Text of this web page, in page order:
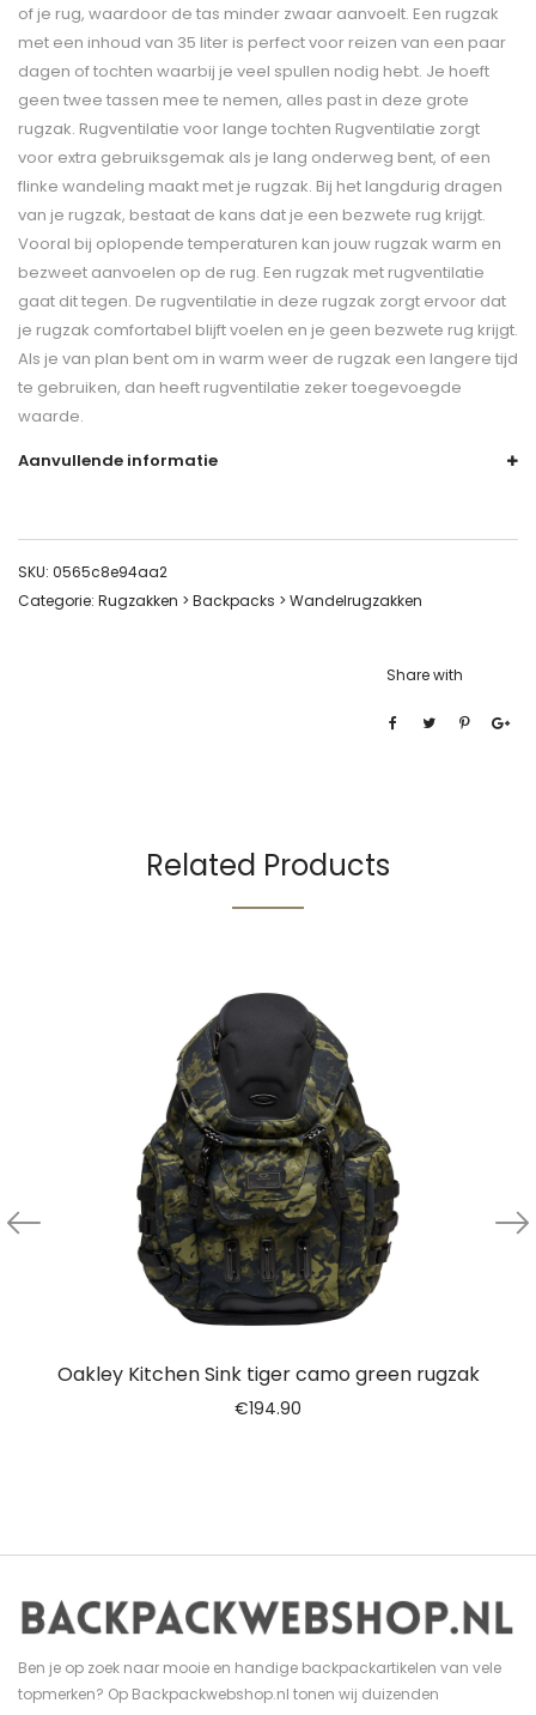
of je rug, waardoor de tas minder zwaar aanvoelt. Een rugzak
met een inhoud van 35 liter is perfect voor reizen van een paar
dagen of tochten waarbij je veel spullen nodig hebt. Je hoeft
geen twee tassen mee te nemen, alles past in deze grote
rugzak. Rugventilatie voor lange tochten Rugventilatie zorgt
voor extra gebruiksgemak als je lang onderweg bent, of een
flinke wandeling maakt met je rugzak. Bij het langdurig dragen
van je rugzak, bestaat de kans dat je een bezwete rug krijgt.
Vooral bij oplopende temperaturen kan jouw rugzak warm en
bezweet aanvoelen op de rug. Een rugzak met rugventilatie
gaat dit tegen. De rugventilatie in deze rugzak zorgt ervoor dat
je rugzak comfortabel blijft voelen en je geen bezwete rug krijgt.
Als je van plan bent om in warm weer de rugzak een langere tijd
te gebruiken, dan heeft rugventilatie zeker toegevoegde
waarde.
Aanvullende informatie
SKU: 0565c8e94aa2
Categorie: Rugzakken > Backpacks > Wandelrugzakken
Share with
Related Products
Oakley Kitchen Sink tiger camo green rugzak
€194.90
Ben je op zoek naar mooie en handige backpackartikelen van vele
topmerken? Op Backpackwebshop.nl tonen wij duizenden